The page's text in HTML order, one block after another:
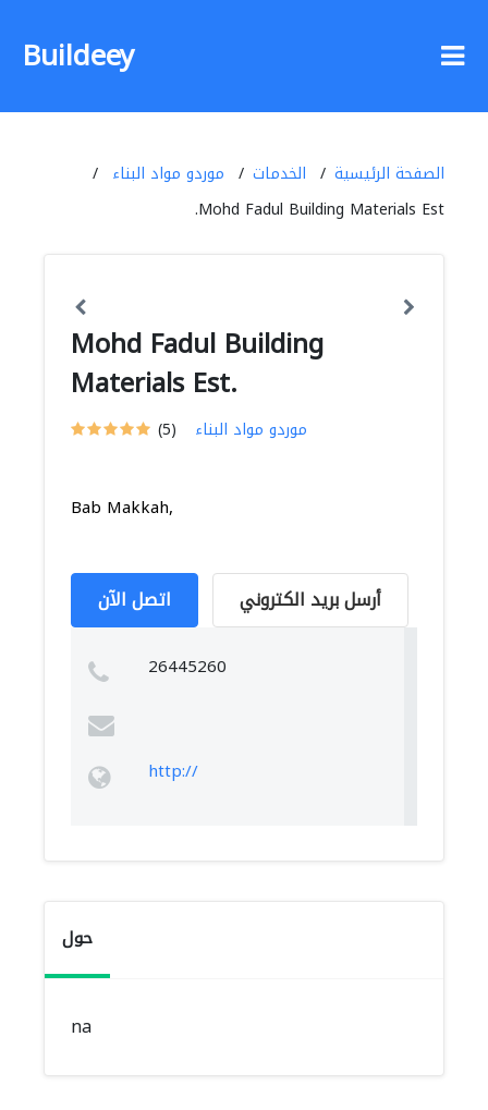
Buildeey
الصفحة الرئيسية الخدمات
موردو مواد البناء
Mohd Fadul Building Materials Est.
Mohd Fadul Building
Materials Est.
(5) موردو مواد البناء
Bab Makkah,
اتصل الآن أرسل بريد الكتروني
26445260
http://
حول
na